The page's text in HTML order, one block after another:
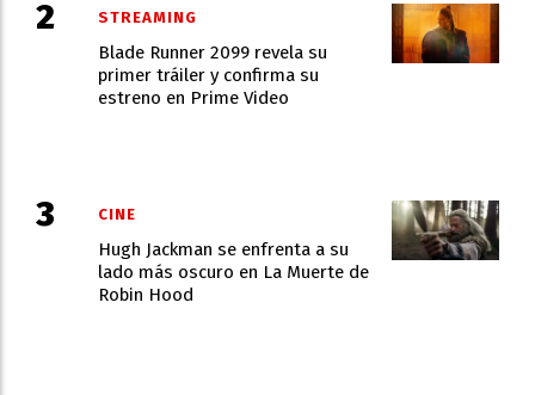
Blade Runner 2099 revela su
primer tráiler y confirma su
estreno en Prime Video
STREAMING
Hugh Jackman se enfrenta a su
lado más oscuro en La Muerte de
Robin Hood
CINE